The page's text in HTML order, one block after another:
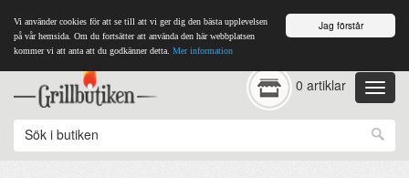
Jag förstår
Vi använder cookies för att se till att vi ger dig den bästa upplevelsen
på vår hemsida. Om du fortsätter att använda den här webbplatsen
kommer vi att anta att du godkänner detta. Mer information
0 artiklar